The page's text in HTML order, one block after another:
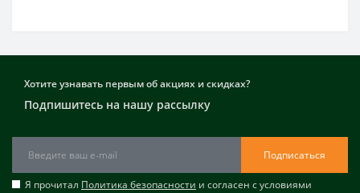
Хотите узнавать первым об акциях и скидках?
Подпишитесь на нашу рассылку
Подписаться
Я прочитал Политика безопасности и согласен с условиями